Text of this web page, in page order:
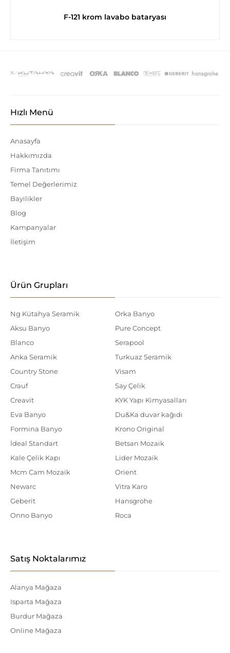
F-121 krom lavabo bataryası
Hızlı Menü
Anasayfa
Hakkımızda
Firma Tanıtımı
Temel Değerlerimiz
Bayilikler
Blog
Kampanyalar
İletişim
Ürün Grupları
Ng Kütahya Seramik
Aksu Banyo
Blanco
Anka Seramik
Country Stone
Crauf
Creavit
Eva Banyo
Formina Banyo
İdeal Standart
Kale Çelik Kapı
Mcm Cam Mozaik
Newarc
Geberit
Onno Banyo
Orka Banyo
Pure Concept
Serapool
Turkuaz Seramik
Visam
Say Çelik
KYK Yapı Kimyasalları
Du&Ka duvar kağıdı
Krono Original
Betsan Mozaik
Lider Mozaik
Orient
Vitra Karo
Hansgrohe
Roca
Satış Noktalarımız
Alanya Mağaza
Isparta Mağaza
Burdur Mağaza
Online Mağaza